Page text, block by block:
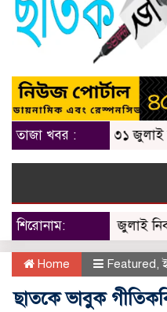
তাজা খবর :৩১ জুলাই নিবাচন
শিরোনাম:৩১ জুলাই নিবাচন
Home Featured,
ছাতকে ভাবুক